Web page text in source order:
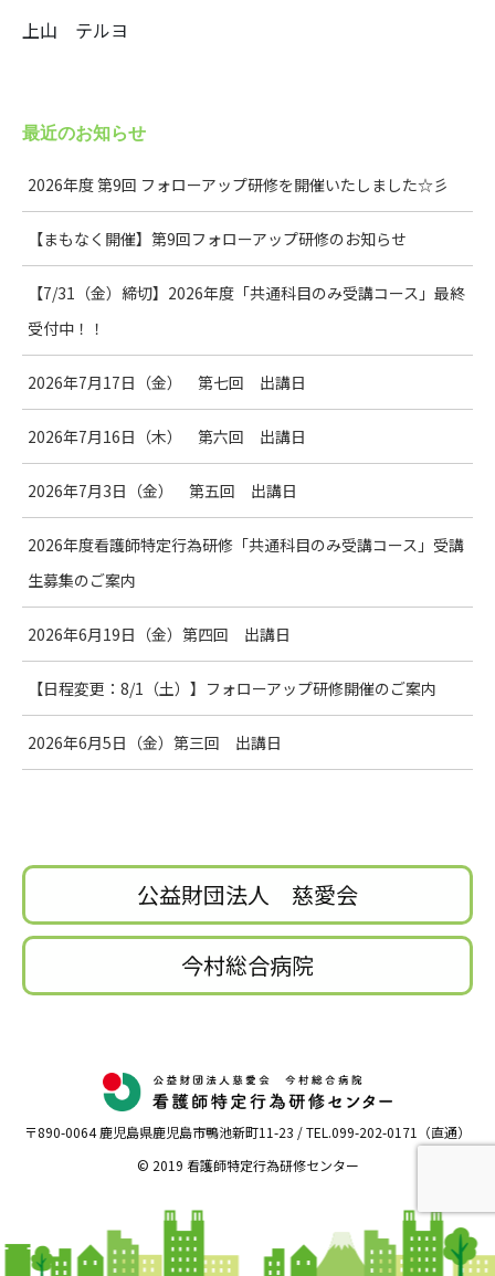
上山 テルヨ
最近のお知らせ
2026年度 第9回 フォローアップ研修を開催いたしました☆彡
【まもなく開催】第9回フォローアップ研修のお知らせ
【7/31（金）締切】2026年度「共通科目のみ受講コース」最終
受付中！！
2026年7月17日（金） 第七回 出講日
2026年7月16日（木） 第六回 出講日
2026年7月3日（金） 第五回 出講日
2026年度看護師特定行為研修「共通科目のみ受講コース」受講
生募集のご案内
2026年6月19日（金）第四回 出講日
【日程変更：8/1（土）】フォローアップ研修開催のご案内
2026年6月5日（金）第三回 出講日
公益財団法人 慈愛会
今村総合病院
〒890-0064 鹿児島県鹿児島市鴨池新町11-23 / TEL.099-202-0171（直通）
© 2019 看護師特定行為研修センター